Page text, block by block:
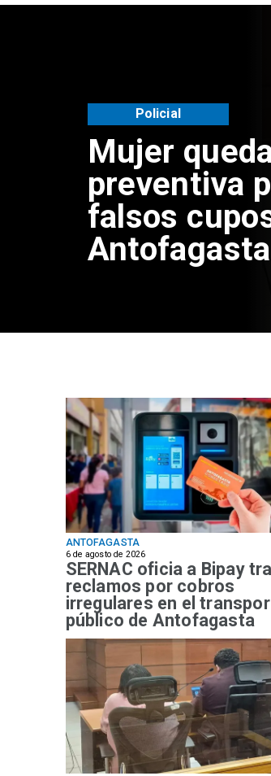
Video |
mixto de
Videos
ANTOFAGASTA
6 de agosto de 2026
SERNAC oficia a Bipay
reclamos por cobros
irregulares en el
público de Antofagasta